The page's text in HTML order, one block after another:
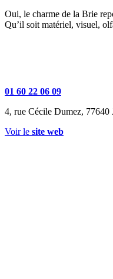
Oui, le charme de la Brie
Qu’il soit matériel, visuel,
01 60 22 06 09
4, rue Cécile Dumez,
Voir le site web